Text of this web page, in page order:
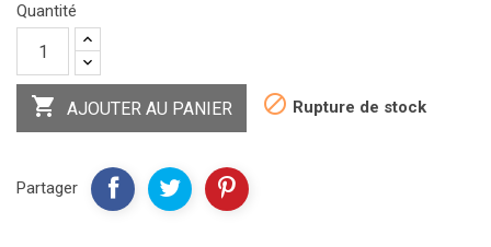
Quantité
 AJOUTER AU PANIER  Rupture de stock
Partager